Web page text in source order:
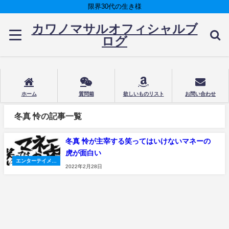
限界30代の生き様
カワノマサルオフィシャルブ
ログ
ホーム 質問箱 欲しいものリスト お問い合わせ
冬真 怜の記事一覧
エンターテイメン
冬真 怜が主宰する笑ってはいけないマネーの
虎が面白い
2022年2月28日